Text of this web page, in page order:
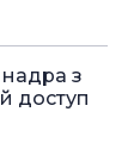
з
доступ